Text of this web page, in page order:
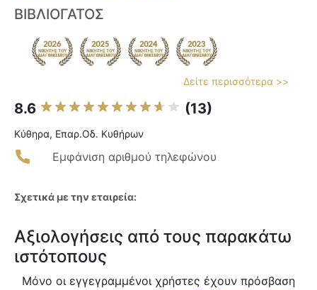
ΒΙΒΛΙΟΓΑΤΟΣ
Δείτε περισσότερα >>
8.6 (13)
Κύθηρα, Επαρ.Οδ. Κυθήρων
Εμφάνιση αριθμού τηλεφώνου
Σχετικά με την εταιρεία:
Αξιολογήσεις από τους παρακάτω
ιστότοπους
Μόνο οι εγγεγραμμένοι χρήστες έχουν πρόσβαση